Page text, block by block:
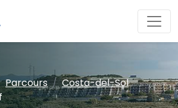
Parcours
Costa-del-Sol